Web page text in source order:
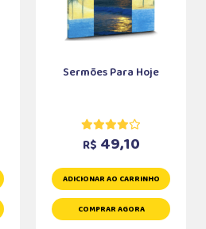
Sermões Para Hoje
R$ 49,10
ADICIONAR AO CARRINHO
COMPRAR AGORA